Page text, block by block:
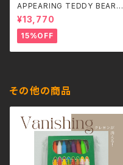
APPEARING TEDDY BEAR
（SMALL）
¥13,770
15%OFF
その他の商品